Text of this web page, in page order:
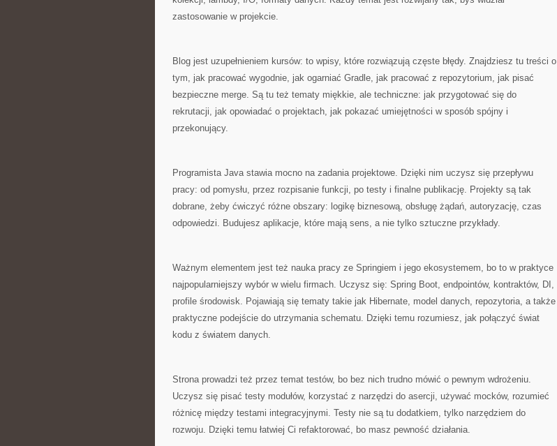
zastosowanie w projekcie.
Blog jest uzupełnieniem kursów: to wpisy, które rozwiązują częste błędy. Znajdziesz tu treści o
tym, jak pracować wygodnie, jak ogarniać Gradle, jak pracować z repozytorium, jak pisać
bezpieczne merge. Są tu też tematy miękkie, ale techniczne: jak przygotować się do
rekrutacji, jak opowiadać o projektach, jak pokazać umiejętności w sposób spójny i
przekonujący.
Programista Java stawia mocno na zadania projektowe. Dzięki nim uczysz się przepływu
pracy: od pomysłu, przez rozpisanie funkcji, po testy i finalne publikację. Projekty są tak
dobrane, żeby ćwiczyć różne obszary: logikę biznesową, obsługę żądań, autoryzację, czas
odpowiedzi. Budujesz aplikacje, które mają sens, a nie tylko sztuczne przykłady.
Ważnym elementem jest też nauka pracy ze Springiem i jego ekosystemem, bo to w praktyce
najpopularniejszy wybór w wielu firmach. Uczysz się: Spring Boot, endpointów, kontraktów, DI,
profile środowisk. Pojawiają się tematy takie jak Hibernate, model danych, repozytoria, a także
praktyczne podejście do utrzymania schematu. Dzięki temu rozumiesz, jak połączyć świat
kodu z światem danych.
Strona prowadzi też przez temat testów, bo bez nich trudno mówić o pewnym wdrożeniu.
Uczysz się pisać testy modułów, korzystać z narzędzi do asercji, używać mocków, rozumieć
różnicę między testami integracyjnymi. Testy nie są tu dodatkiem, tylko narzędziem do
rozwoju. Dzięki temu łatwiej Ci refaktorować, bo masz pewność działania.